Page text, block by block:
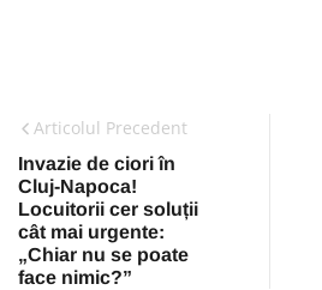
Articolul Precedent
Invazie de ciori în
Cluj-Napoca!
Locuitorii cer soluții
cât mai urgente:
„Chiar nu se poate
face nimic?”